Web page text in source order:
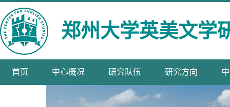
郑州大学英美文学
首页 中心概况 研究队伍 研究方向